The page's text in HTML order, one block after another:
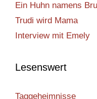
Ein Huhn namens
Trudi wird Mama
Interview mit Emely
Lesenswert
Taggeheimnisse